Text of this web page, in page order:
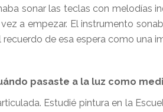
sonar las teclas con melodías
a empezar. El instrumento
de esa espera como una
pasaste a la luz como
Estudié pintura en la